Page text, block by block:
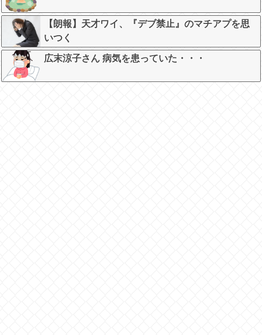
【朗報】天才ワイ、『デブ禁止』のマチアプを思
いつく
広末涼子さん 病気を患っていた・・・